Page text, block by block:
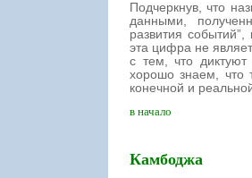
Подчеркнув, что
данными,
развития
эта цифра не
с тем, что
хорошо знаем, что
конечной и
в начало
Камбоджа